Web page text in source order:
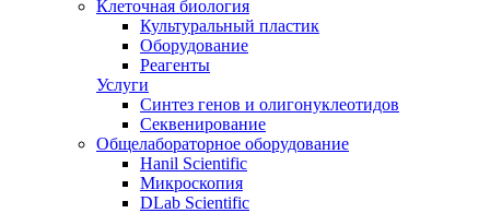
Клеточная биология
Культуральный пластик
Оборудование
Реагенты
Услуги
Синтез генов и олигонуклеотидов
Секвенирование
Общелабораторное оборудование
Hanil Scientific
Микроскопия
DLab Scientific